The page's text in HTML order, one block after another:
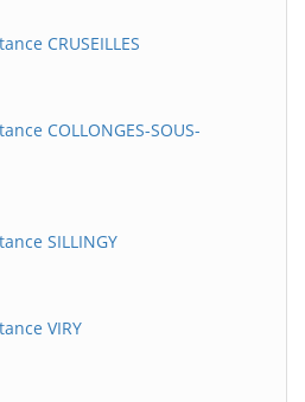
CRUSEILLES
COLLONGES-SOUS-
SILLINGY
VIRY